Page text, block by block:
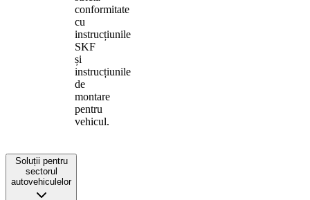
conformitate
cu
instrucțiunile
SKF
și
instrucțiunile
de
montare
pentru
vehicul.
Soluții pentru
sectorul
autovehiculelor